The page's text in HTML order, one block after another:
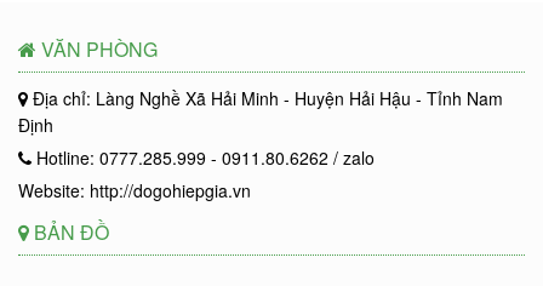
VĂN PHÒNG
Địa chỉ: Làng Nghề Xã Hải Minh - Huyện Hải Hậu - Tỉnh Nam
Định
Hotline: 0777.285.999 - 0911.80.6262 / zalo
Website: http://dogohiepgia.vn
BẢN ĐỒ